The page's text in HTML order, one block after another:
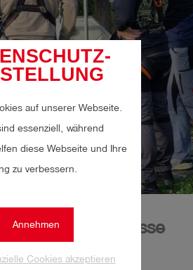
auf unserer Webseite.
essenziell, während
diese Webseite und Ihre
zu verbessern.
Annehmen
Cookies akzeptieren
Ihre Fachkenntnisse